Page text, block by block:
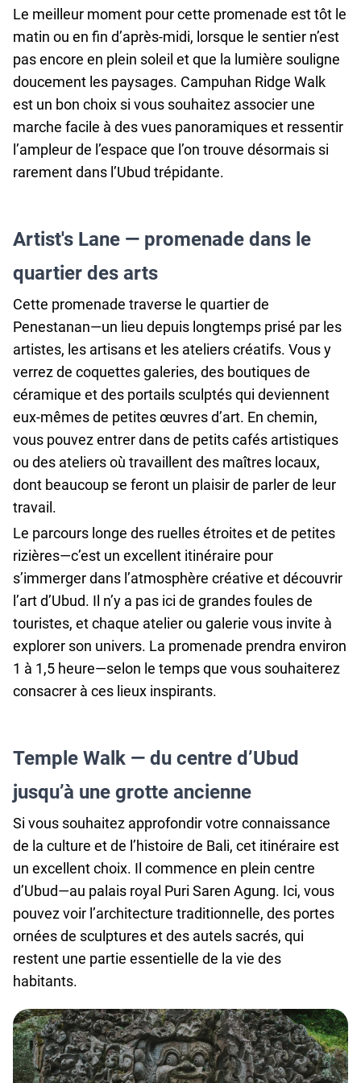
Le meilleur moment pour cette promenade est tôt le
matin ou en fin d’après‑midi, lorsque le sentier n’est
pas encore en plein soleil et que la lumière souligne
doucement les paysages. Campuhan Ridge Walk
est un bon choix si vous souhaitez associer une
marche facile à des vues panoramiques et ressentir
l’ampleur de l’espace que l’on trouve désormais si
rarement dans l’Ubud trépidante.
Artist's Lane — promenade dans le
quartier des arts
Cette promenade traverse le quartier de
Penestanan—un lieu depuis longtemps prisé par les
artistes, les artisans et les ateliers créatifs. Vous y
verrez de coquettes galeries, des boutiques de
céramique et des portails sculptés qui deviennent
eux-mêmes de petites œuvres d’art. En chemin,
vous pouvez entrer dans de petits cafés artistiques
ou des ateliers où travaillent des maîtres locaux,
dont beaucoup se feront un plaisir de parler de leur
travail.
Le parcours longe des ruelles étroites et de petites
rizières—c’est un excellent itinéraire pour
s’immerger dans l’atmosphère créative et découvrir
l’art d’Ubud. Il n’y a pas ici de grandes foules de
touristes, et chaque atelier ou galerie vous invite à
explorer son univers. La promenade prendra environ
1 à 1,5 heure—selon le temps que vous souhaiterez
consacrer à ces lieux inspirants.
Temple Walk — du centre d’Ubud
jusqu’à une grotte ancienne
Si vous souhaitez approfondir votre connaissance
de la culture et de l’histoire de Bali, cet itinéraire est
un excellent choix. Il commence en plein centre
d’Ubud—au palais royal Puri Saren Agung. Ici, vous
pouvez voir l’architecture traditionnelle, des portes
ornées de sculptures et des autels sacrés, qui
restent une partie essentielle de la vie des
habitants.